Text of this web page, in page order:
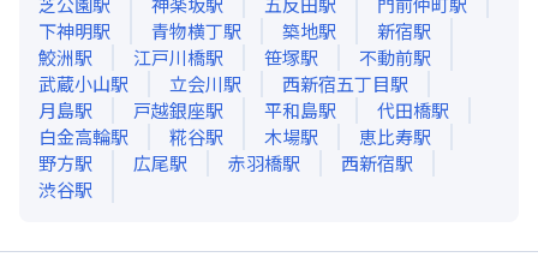
下神明駅 青物横丁駅 築地駅 新宿駅
鮫洲駅 江戸川橋駅 笹塚駅 不動前駅
武蔵小山駅 立会川駅 西新宿五丁目駅
月島駅 戸越銀座駅 平和島駅 代田橋駅
白金高輪駅 糀谷駅 木場駅 恵比寿駅
野方駅 広尾駅 赤羽橋駅 西新宿駅
渋谷駅